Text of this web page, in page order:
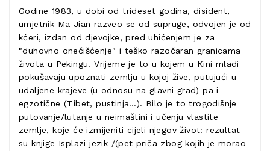
Godine 1983, u dobi od trideset godina, disident,
umjetnik Ma Jian razveo se od supruge, odvojen je od
kćeri, izdan od djevojke, pred uhićenjem je za
"duhovno onečišćenje" i teško razočaran granicama
života u Pekingu. Vrijeme je to u kojem u Kini mladi
pokušavaju upoznati zemlju u kojoj žive, putujući u
udaljene krajeve (u odnosu na glavni grad) pa i
egzotične (Tibet, pustinja…). Bilo je to trogodišnje
putovanje/lutanje u neimaštini i učenju vlastite
zemlje, koje će izmijeniti cijeli njegov život: rezultat
su knjige Isplazi jezik /(pet priča zbog kojih je morao